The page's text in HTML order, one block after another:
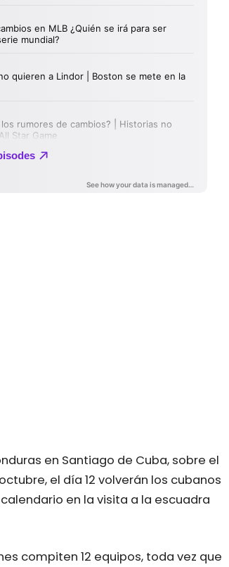
en Santiago de Cuba, sobre el
el día 12 volverán los cubanos
en la visita a la escuadra
compiten 12 equipos, toda vez que